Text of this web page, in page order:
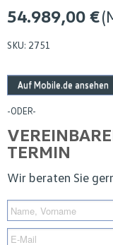
54.989,00 €
SKU: 2751
Auf Mobile.de ansehen
-ODER-
TERMIN
Wir beraten Sie